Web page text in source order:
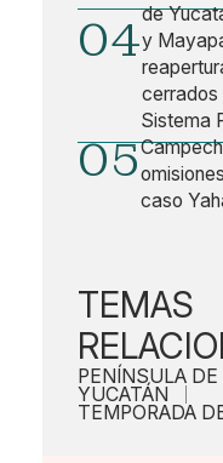
04de
y
cerrados
05
Sistema
caso
TEMAS
PENÍNSULA
YUCATÁN
TEMPORADA